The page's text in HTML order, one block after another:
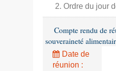
2. Ordre du jour
Compte rendu de
souveraineté
Date de
réunion :